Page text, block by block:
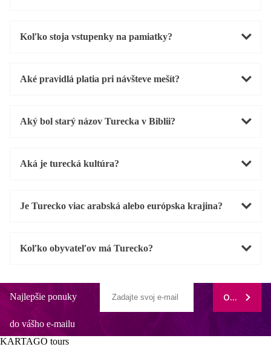
Koľko stoja vstupenky na pamiatky?
Aké pravidlá platia pri návšteve mešít?
Aký bol starý názov Turecka v Biblii?
Aká je turecká kultúra?
Je Turecko viac arabská alebo európska krajina?
Koľko obyvateľov má Turecko?
Najlepšie ponuky
do vášho e-mailu
ODOBERAŤ
KARTAGO tours